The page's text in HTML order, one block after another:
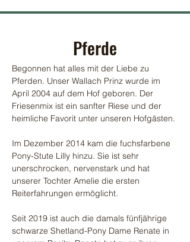
Pferde
Begonnen hat alles mit der Liebe zu
Pferden. Unser Wallach Prinz wurde im
April 2004 auf dem Hof geboren. Der
Friesenmix ist ein sanfter Riese und der
heimliche Favorit unter unseren Hofgästen.
Im Dezember 2014 kam die fuchsfarbene
Pony-Stute Lilly hinzu. Sie ist sehr
unerschrocken, nervenstark und hat
unserer Tochter Amelie die ersten
Reiterfahrungen ermöglicht.
Seit 2019 ist auch die damals fünfjährige
schwarze Shetland-Pony Dame Renate in